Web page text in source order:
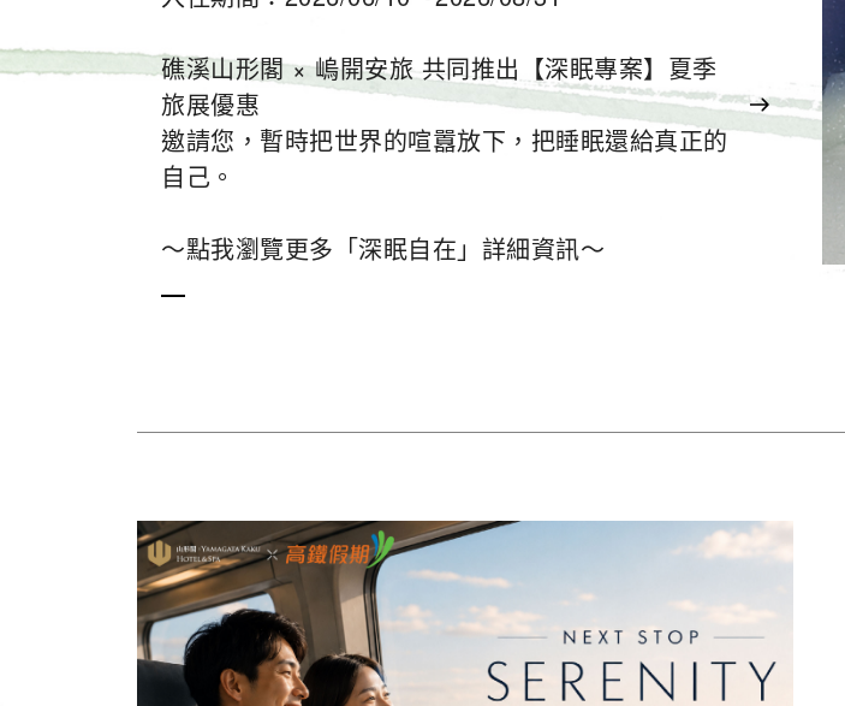
礁溪山形閣 × 嵨開安旅 共同推出【深眠專案】夏季
旅展優惠
邀請您，暫時把世界的喧囂放下，把睡眠還給真正的
自己。
～點我瀏覽更多「深眠自在」詳細資訊～